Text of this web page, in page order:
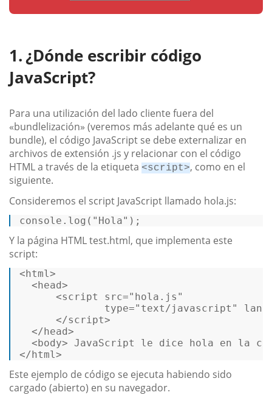
¿Dónde escribir código
JavaScript?
Para una utilización del lado cliente fuera del
«bundlelización» (veremos más adelante qué es un
bundle), el código JavaScript se debe externalizar en
archivos de extensión .js y relacionar con el código
HTML a través de la etiqueta <script>, como en el
siguiente.
Consideremos el script JavaScript llamado hola.js:
console. log ( "Hola" );
Y la página HTML test.html, que implementa este
script:
<html>
<head>
<script src="hola.js"
type="text/javascript"
</script>
</head>
<body> JavaScript le dice hola en la
</html>
Este ejemplo de código se ejecuta habiendo sido
cargado (abierto) en su navegador.